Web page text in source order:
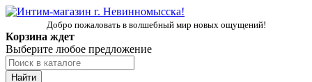
Добро пожаловать в волшебный мир новых ощущений!
Корзина ждет
Выберите любое предложение
Найти